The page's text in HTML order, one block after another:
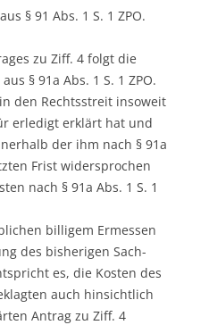
§ 91 Abs. 1 S. 1 ZPO.
zu Ziff. 4 folgt die
§ 91a Abs. 1 S. 1 ZPO.
den Rechtsstreit insoweit
erledigt erklärt hat und
der ihm nach § 91a
Frist widersprochen
nach § 91a Abs. 1 S. 1
billigem Ermessen
des bisherigen Sach-
es, die Kosten des
auch hinsichtlich
Antrag zu Ziff. 4